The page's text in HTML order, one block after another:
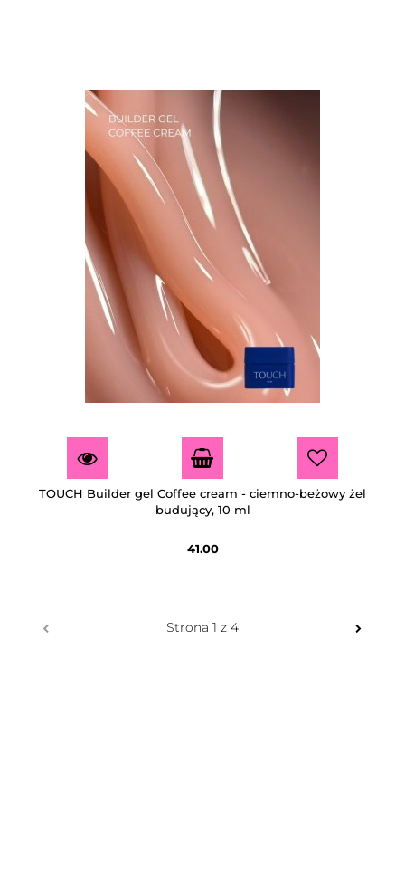
TOUCH Builder gel Coffee cream - ciemno-beżowy żel
budujący, 10 ml
41.00